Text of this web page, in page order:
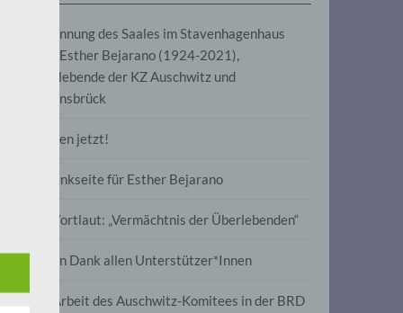
ausblenden.
ausblenden.
Benennung des Saales im Stavenhagenhaus
nach Esther Bejarano (1924-2021),
Überlebende der KZ Auschwitz und
Ravensbrück
Frieden jetzt!
Gedenkseite für Esther Bejarano
Im Wortlaut: „Vermächtnis der Überlebenden“
Vielen Dank allen Unterstützer*Innen
Zur Arbeit des Auschwitz-Komitees in der BRD